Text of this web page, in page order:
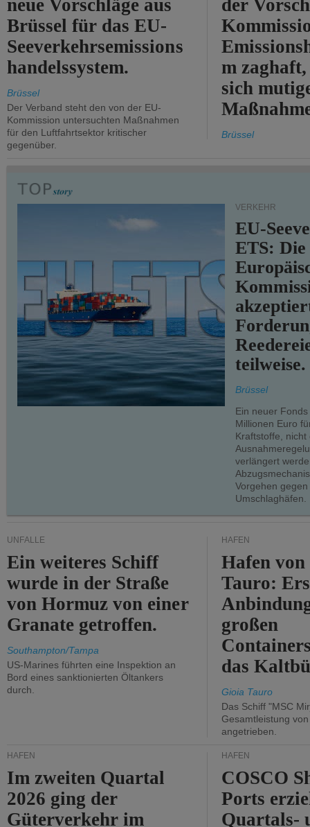
neue Vorschläge aus
Brüssel für das EU-
Seeverkehrsemissions
handelssystem.
Brüssel
Der Verband steht den von der EU-
Kommission untersuchten Maßnahmen
für den Luftfahrtsektor kritischer
gegenüber.
der
m
sich
Brüssel
VERKEHR
EU-
ETS: Die
teilweise.
Brüssel
Ein neuer
Millionen Euro
Kraftstoffe, nicht
verlängert
Vorgehen
Umschlaghäfen.
UNFÄLLE
Ein weiteres Schiff
wurde in der Straße
von Hormuz von einer
Granate getroffen.
Southampton/Tampa
US-Marines führten eine Inspektion an
Bord eines sanktionierten Öltankers
durch.
HÄFEN
Hafen
Tauro:
großen
das
Gioia Tauro
Das Schiff "MSC
Gesamtleistung
angetrieben.
HÄFEN
Im zweiten Quartal
2026 ging der
Güterverkehr im
HÄFEN
COSCO
Ports
Quartals-